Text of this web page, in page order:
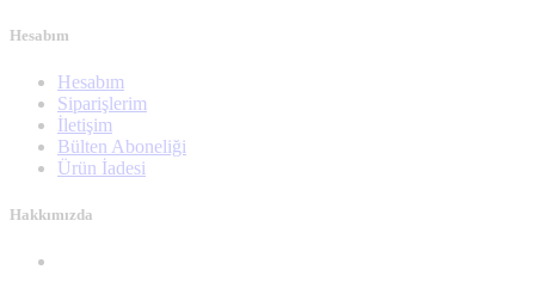
Hesabım
Hesabım
Siparişlerim
İletişim
Bülten Aboneliği
Ürün İadesi
Hakkımızda